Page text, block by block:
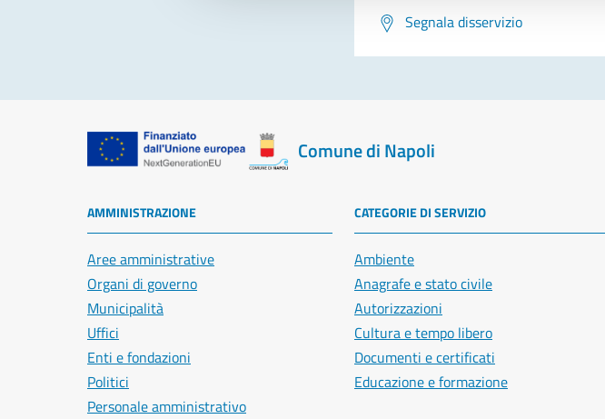
Segnala disservizio
Comune di Napoli
AMMINISTRAZIONE
Aree amministrative
Organi di governo
Municipalità
Uffici
Enti e fondazioni
Politici
Personale amministrativo
CATEGORIE DI SERVIZIO
Ambiente
Anagrafe e stato civile
Autorizzazioni
Cultura e tempo libero
Documenti e certificati
Educazione e formazione